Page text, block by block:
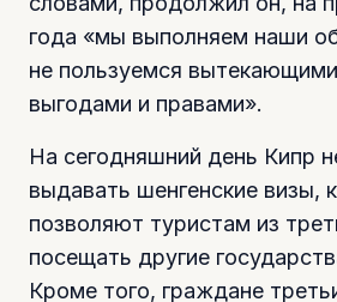
года «мы выполняем наши
не пользуемся
выгодами и правами».
На сегодняшний день Кипр
выдавать шенгенские визы,
позволяют туристам из
посещать другие
Кроме того, граждане